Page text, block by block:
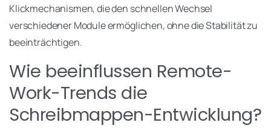
Klickmechanismen, die den schnellen Wechsel
verschiedener Module ermöglichen, ohne die Stabilität zu
beeinträchtigen.
Wie beeinflussen Remote-
Work-Trends die
Schreibmappen-Entwicklung?